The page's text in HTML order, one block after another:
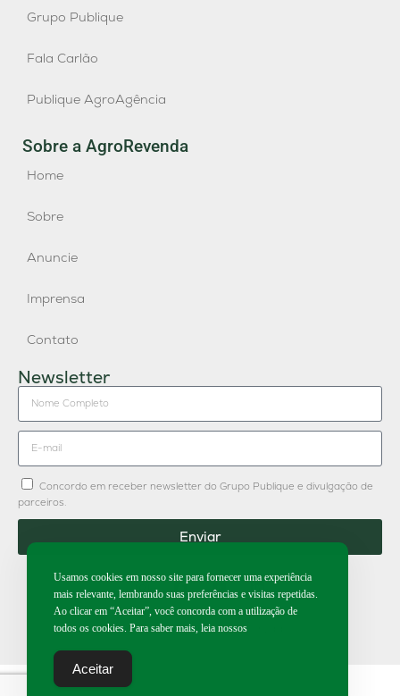
Grupo Publique
Fala Carlão
Publique AgroAgência
Sobre a AgroRevenda
Home
Sobre
Anuncie
Imprensa
Contato
Newsletter
Concordo em receber newsletter do Grupo Publique e divulgação de
parceiros.
Enviar
2026 | Todos os direitos reservados.
Usamos cookies em nosso site para fornecer uma experiência
mais relevante, lembrando suas preferências e visitas repetidas.
Ao clicar em “Aceitar”, você concorda com a utilização de
todos os cookies. Para saber mais, leia nossos
Aceitar